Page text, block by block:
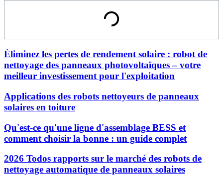
Éliminez les pertes de rendement solaire : robot de
nettoyage des panneaux photovoltaïques – votre
meilleur investissement pour l'exploitation
Applications des robots nettoyeurs de panneaux
solaires en toiture
Qu'est-ce qu'une ligne d'assemblage BESS et
comment choisir la bonne : un guide complet
2026 Todos rapports sur le marché des robots de
nettoyage automatique de panneaux solaires